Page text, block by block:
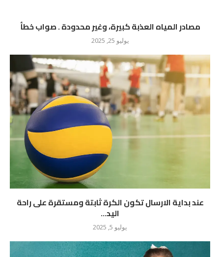
مصادر المياه العذبة كبيرة، وغير محدودة . صواب خطأ
يوليو 25, 2025
عند بداية الارسال تكون الكرة ثابتة ومستقرة على راحة
اليد...
يوليو 5, 2025